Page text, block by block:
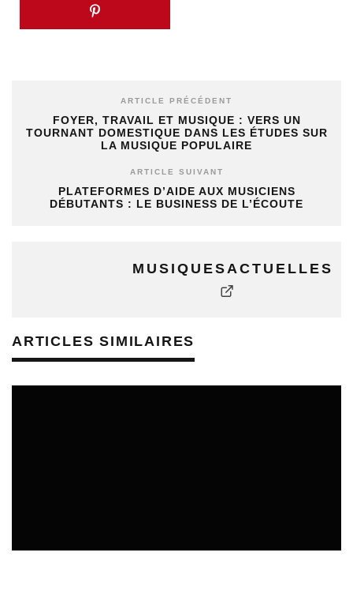
ARTICLE PRÉCÉDENT
FOYER, TRAVAIL ET MUSIQUE : VERS UN
TOURNANT DOMESTIQUE DANS LES ÉTUDES SUR
LA MUSIQUE POPULAIRE
ARTICLE SUIVANT
PLATEFORMES D’AIDE AUX MUSICIENS
DÉBUTANTS : LE BUSINESS DE L’ÉCOUTE
MUSIQUESACTUELLES
ARTICLES SIMILAIRES